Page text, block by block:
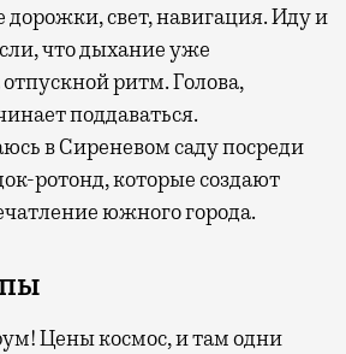
свет, навигация. Иду и
что дыхание уже
ритм. Голова,
поддаваться.
в Сиреневом саду посреди
ротонд, которые создают
южного города.
Цены космос, и там одни